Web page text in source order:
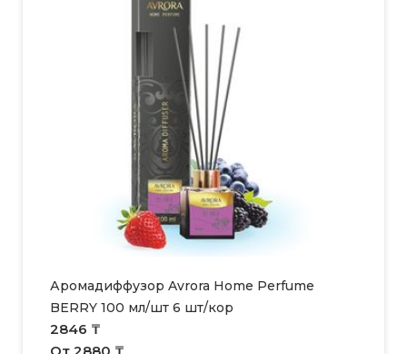
Аромадиффузор Avrora Home Perfume
BERRY 100 мл/шт 6 шт/кор
2846 ₸
От 2880 ₸